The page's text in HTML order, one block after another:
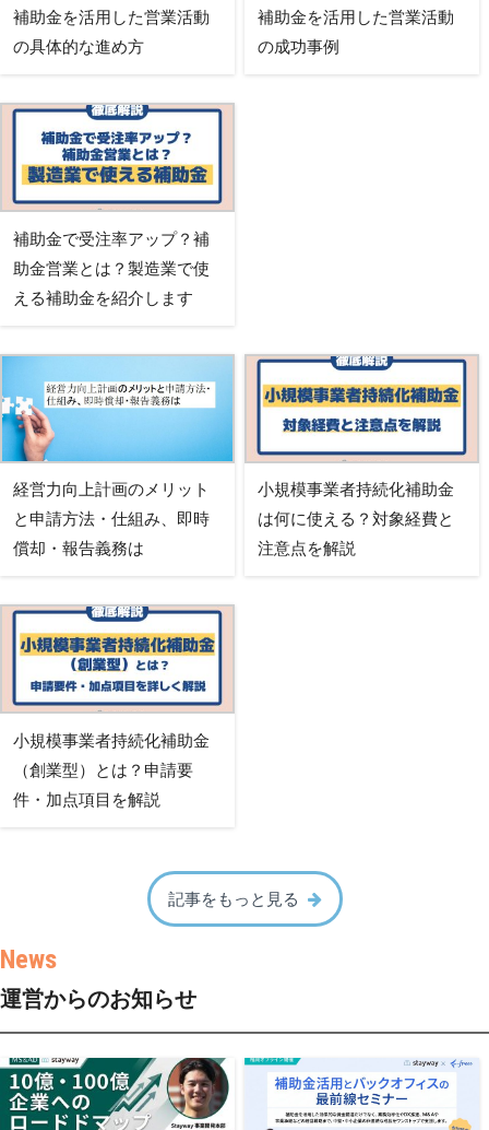
補助金を活用した営業活動
の具体的な進め方
補助金を活用した営業活動
の成功事例
補助金で受注率アップ？補
助金営業とは？製造業で使
える補助金を紹介します
経営力向上計画のメリット
と申請方法・仕組み、即時
償却・報告義務は
小規模事業者持続化補助金
は何に使える？対象経費と
注意点を解説
小規模事業者持続化補助金
（創業型）とは？申請要
件・加点項目を解説
記事をもっと見る
運営からのお知らせ